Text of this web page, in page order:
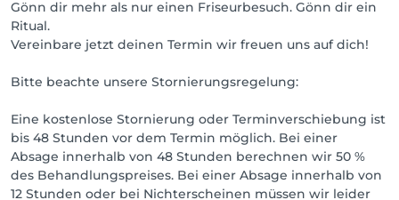
Gönn dir mehr als nur einen Friseurbesuch. Gönn dir ein
Ritual.
Vereinbare jetzt deinen Termin wir freuen uns auf dich!
Bitte beachte unsere Stornierungsregelung:
Eine kostenlose Stornierung oder Terminverschiebung ist
bis 48 Stunden vor dem Termin möglich. Bei einer
Absage innerhalb von 48 Stunden berechnen wir 50 %
des Behandlungspreises. Bei einer Absage innerhalb von
12 Stunden oder bei Nichterscheinen müssen wir leider